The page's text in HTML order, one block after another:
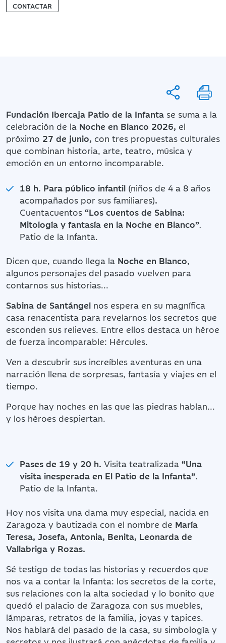
CONTACTAR
Fundación Ibercaja Patio de la Infanta se suma a la
celebración de la Noche en Blanco 2026, el
próximo 27 de junio, con tres propuestas culturales
que combinan historia, arte, teatro, música y
emoción en un entorno incomparable.
18 h. Para público infantil (niños de 4 a 8 años
acompañados por sus familiares).
Cuentacuentos “Los cuentos de Sabina:
Mitología y fantasía en la Noche en Blanco”.
Patio de la Infanta.
Dicen que, cuando llega la Noche en Blanco,
algunos personajes del pasado vuelven para
contarnos sus historias...
Sabina de Santángel nos espera en su magnífica
casa renacentista para revelarnos los secretos que
esconden sus relieves. Entre ellos destaca un héroe
de fuerza incomparable: Hércules.
Ven a descubrir sus increíbles aventuras en una
narración llena de sorpresas, fantasía y viajes en el
tiempo.
Porque hay noches en las que las piedras hablan...
y los héroes despiertan.
Pases de 19 y 20 h. Visita teatralizada “Una
visita inesperada en El Patio de la Infanta”.
Patio de la Infanta.
Hoy nos visita una dama muy especial, nacida en
Zaragoza y bautizada con el nombre de María
Teresa, Josefa, Antonia, Benita, Leonarda de
Vallabriga y Rozas.
Sé testigo de todas las historias y recuerdos que
nos va a contar la Infanta: los secretos de la corte,
sus relaciones con la alta sociedad y lo bonito que
quedó el palacio de Zaragoza con sus muebles,
lámparas, retratos de la familia, joyas y tapices.
Nos hablará del pasado de la casa, su simbología y